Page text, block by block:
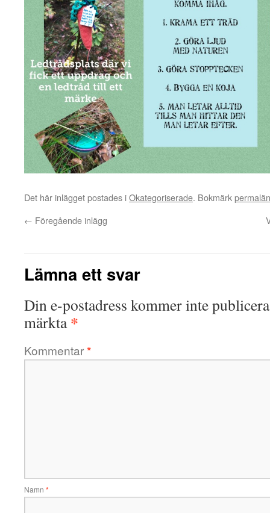
Det här inlägget postades iOkategoriserade. Bokmärk
← Föregående inlägg
Lämna ett svar
Din e-postadress kommer inte
märkta*
Kommentar*
Namn *